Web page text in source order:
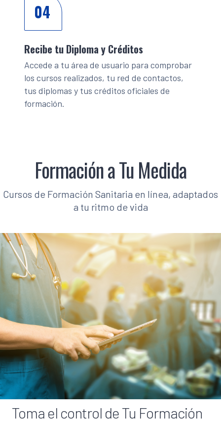
04
Recibe tu Diploma y Créditos
Accede a tu área de usuario para comprobar
los cursos realizados, tu red de contactos,
tus diplomas y tus créditos oficiales de
formación.
Formación a Tu Medida
Cursos de Formación Sanitaria en línea, adaptados
a tu ritmo de vida
Toma el control de Tu Formación